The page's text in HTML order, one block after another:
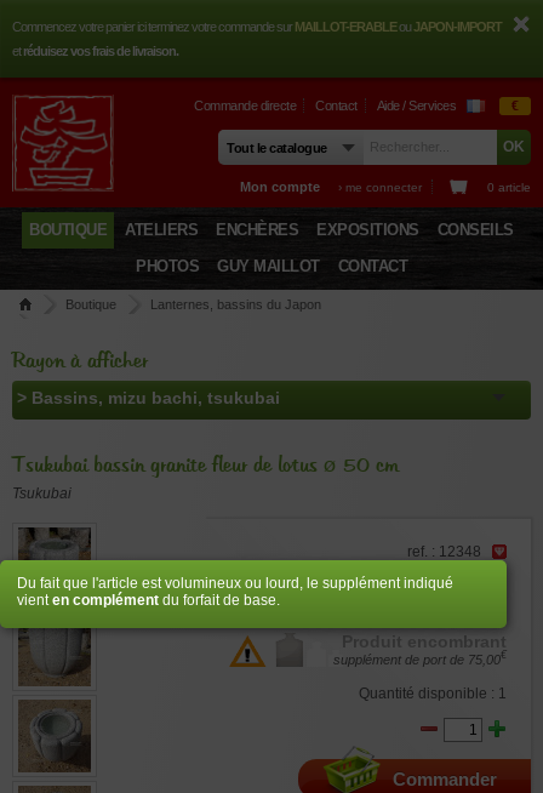
Commencez votre panier ici terminez votre commande surMAILLOT-ERABLEouJAPON-IMPORT
etréduisez vos frais de livraison.
Commande directe Contact Aide / Services €
Mon compte › me connecter 0 article
BOUTIQUE ATELIERS ENCHÈRES EXPOSITIONS
CONSEILS
PHOTOS
GUY MAILLOT CONTACT
Boutique
Lanternes, bassins du Japon
Rayon à afficher
Tsukubai bassin granite fleur de lotus ø 50 cm
Tsukubai
ref. : 12348
580,00
Produit encombrant
supplément de port de 75,00€
Quantité disponible : 1
Commander
Du fait que l'article est volumineux ou lourd, le supplément indiqué
vienten complément du forfait de base.